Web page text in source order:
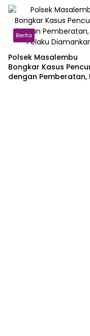
Berita
Polsek Masalembu
Bongkar Kasus
dengan Pemberatan,